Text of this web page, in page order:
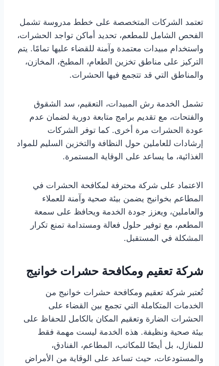
تعتمد الشركات المتخصصة على خطط مدروسة تشمل
الفحص الشامل للمطعم، تحديد أماكن تواجد الحشرات،
واستخدام مبيدات معتمدة وآمنة للقضاء عليها تمامًا. يتم
التركيز على مناطق تخزين الطعام، المطبخ، المخازن،
والمناطق التي قد تتجمع فيها الحشرات.
تشمل الخدمة رش المبيدات، التعقيم، سد الشقوق
والفتحات، مع تقديم برامج متابعة دورية لضمان عدم
عودة الحشرات مرة أخرى. كما توفر الشركات
إرشادات للعاملين حول النظافة والتخزين السليم للمواد
الغذائية، ما يساعد على الوقاية المستمرة.
الاعتماد على شركة محترفة لمكافحة الحشرات في
المطاعم بخوانيج يضمن بيئة صحية وآمنة للعملاء
والعاملين، ويعزز جودة الخدمة ويحافظ على سمعة
المطعم، مع توفير حلول فعالة ومستدامة تمنع تكرار
المشكلة في المستقبل.
شركة تعقيم ومكافحة حشرات خوانيج
تُعتبر شركة تعقيم ومكافحة حشرات خوانيج من
الخدمات المتكاملة التي تجمع بين القضاء على
الحشرات الضارة وتعقيم المكان بالكامل للحفاظ على
بيئة صحية ونظيفة. هذه الخدمة ليست مهمة فقط
للمنازل، بل أيضًا للمكاتب، المطاعم، الفنادق،
والمستودعات، حيث تساعد على الوقاية من الأمراض